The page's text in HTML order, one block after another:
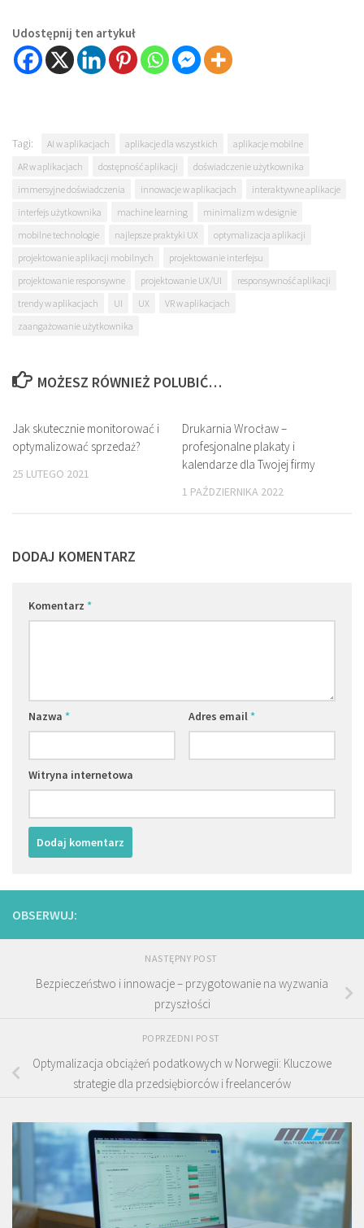
Udostępnij ten artykuł
Tagi: AI w aplikacjach aplikacje dla wszystkich
aplikacje mobilne
AR w aplikacjach
dostępność aplikacji
doświadczenie użytkownika
immersyjne doświadczenia
innowacje w aplikacjach
interaktywne aplikacje
interfejs użytkownika
machine learning
minimalizm w designie
mobilne technologie
najlepsze praktyki UX
optymalizacja aplikacji
projektowanie aplikacji mobilnych
projektowanie interfejsu
projektowanie responsywne
projektowanie UX/UI
responsywność aplikacji
trendy w aplikacjach
UI UX
VR w aplikacjach
zaangażowanie użytkownika
MOŻESZ RÓWNIEŻ POLUBIĆ…
Jak skutecznie monitorować i
optymalizować sprzedaż?
25 LUTEGO 2021
Drukarnia Wrocław –
profesjonalne plakaty i
kalendarze dla Twojej firmy
1 PAŹDZIERNIKA 2022
DODAJ KOMENTARZ
Komentarz *
Nazwa * Adres email*
Witryna internetowa
OBSERWUJ:
NASTĘPNY POST
Bezpieczeństwo i innowacje – przygotowanie na wyzwania
przyszłości
POPRZEDNI POST
Optymalizacja obciążeń podatkowych w Norwegii: Kluczowe
strategie dla przedsiębiorców i freelancerów